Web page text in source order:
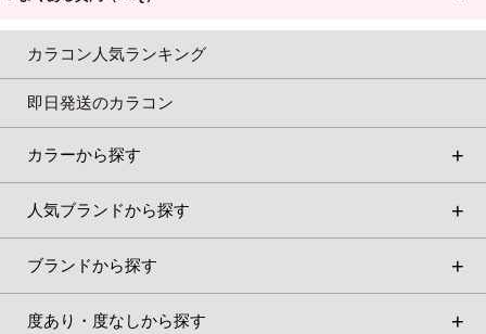
カラコン人気ランキング
即日発送のカラコン
カラーから探す
人気ブランドから探す
ブランドから探す
度あり・度なしから探す